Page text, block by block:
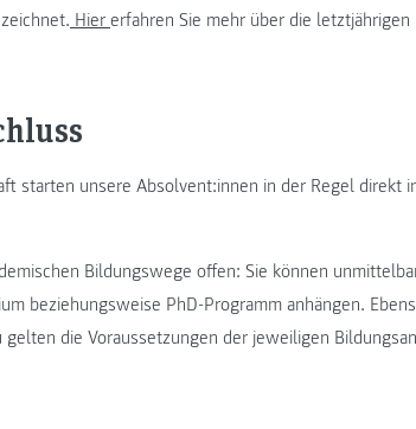
Hier erfahren Sie mehr über die letztjährigen
starten unsere Absolvent:innen in der Regel direkt
Bildungswege offen: Sie können
beziehungsweise PhD-Programm anhängen.
die Voraussetzungen der jeweiligen